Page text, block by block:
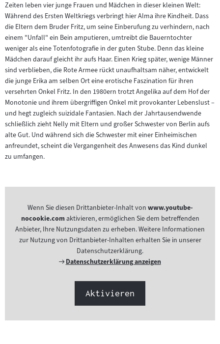
Zeiten leben vier junge Frauen und Mädchen in dieser kleinen Welt:
Während des Ersten Weltkriegs verbringt hier Alma ihre Kindheit. Dass
die Eltern dem Bruder Fritz, um seine Einberufung zu verhindern, nach
einem "Unfall" ein Bein amputieren, umtreibt die Bauerntochter
weniger als eine Totenfotografie in der guten Stube. Denn das kleine
Mädchen darauf gleicht ihr aufs Haar. Einen Krieg später, wenige Männer
sind verblieben, die Rote Armee rückt unaufhaltsam näher, entwickelt
die junge Erika am selben Ort eine erotische Faszination für ihren
versehrten Onkel Fritz. In den 1980ern trotzt Angelika auf dem Hof der
Monotonie und ihrem übergriffigen Onkel mit provokanter Lebenslust –
und hegt zugleich suizidale Fantasien. Nach der Jahrtausendwende
schließlich zieht Nelly mit Eltern und großer Schwester von Berlin aufs
alte Gut. Und während sich die Schwester mit einer Einheimischen
anfreundet, scheint die Vergangenheit des Anwesens das Kind dunkel
zu umfangen.
Wenn Sie diesen Drittanbieter-Inhalt von www.youtube-
nocookie.comaktivieren, ermöglichen Sie dem betreffenden
Anbieter, Ihre Nutzungsdaten zu erheben. Weitere Informationen
zur Nutzung von Drittanbieter-Inhalten erhalten Sie in unserer
Datenschutzerklärung.
Externer
Datenschutzerklärung anzeigen
Aktivieren